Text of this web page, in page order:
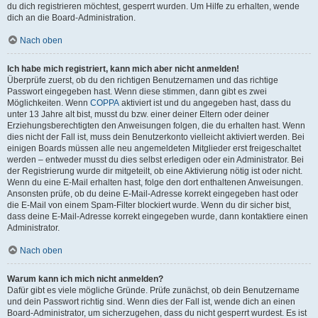
du dich registrieren möchtest, gesperrt wurden. Um Hilfe zu erhalten, wende
dich an die Board-Administration.
Nach oben
Ich habe mich registriert, kann mich aber nicht anmelden!
Überprüfe zuerst, ob du den richtigen Benutzernamen und das richtige
Passwort eingegeben hast. Wenn diese stimmen, dann gibt es zwei
Möglichkeiten. Wenn COPPA aktiviert ist und du angegeben hast, dass du
unter 13 Jahre alt bist, musst du bzw. einer deiner Eltern oder deiner
Erziehungsberechtigten den Anweisungen folgen, die du erhalten hast. Wenn
dies nicht der Fall ist, muss dein Benutzerkonto vielleicht aktiviert werden. Bei
einigen Boards müssen alle neu angemeldeten Mitglieder erst freigeschaltet
werden – entweder musst du dies selbst erledigen oder ein Administrator. Bei
der Registrierung wurde dir mitgeteilt, ob eine Aktivierung nötig ist oder nicht.
Wenn du eine E-Mail erhalten hast, folge den dort enthaltenen Anweisungen.
Ansonsten prüfe, ob du deine E-Mail-Adresse korrekt eingegeben hast oder
die E-Mail von einem Spam-Filter blockiert wurde. Wenn du dir sicher bist,
dass deine E-Mail-Adresse korrekt eingegeben wurde, dann kontaktiere einen
Administrator.
Nach oben
Warum kann ich mich nicht anmelden?
Dafür gibt es viele mögliche Gründe. Prüfe zunächst, ob dein Benutzername
und dein Passwort richtig sind. Wenn dies der Fall ist, wende dich an einen
Board-Administrator, um sicherzugehen, dass du nicht gesperrt wurdest. Es ist